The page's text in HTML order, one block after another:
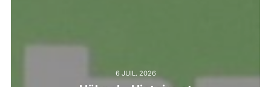
6 JUIL. 2026